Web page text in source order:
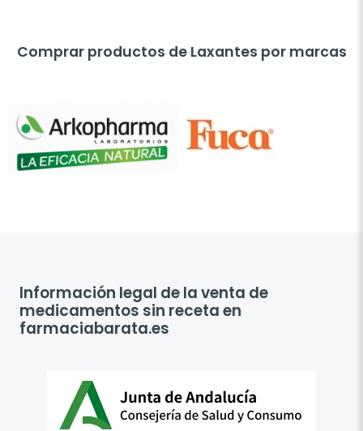
Comprar productos de Laxantes por marcas
Información legal de la venta de
medicamentos sin receta en
farmaciabarata.es